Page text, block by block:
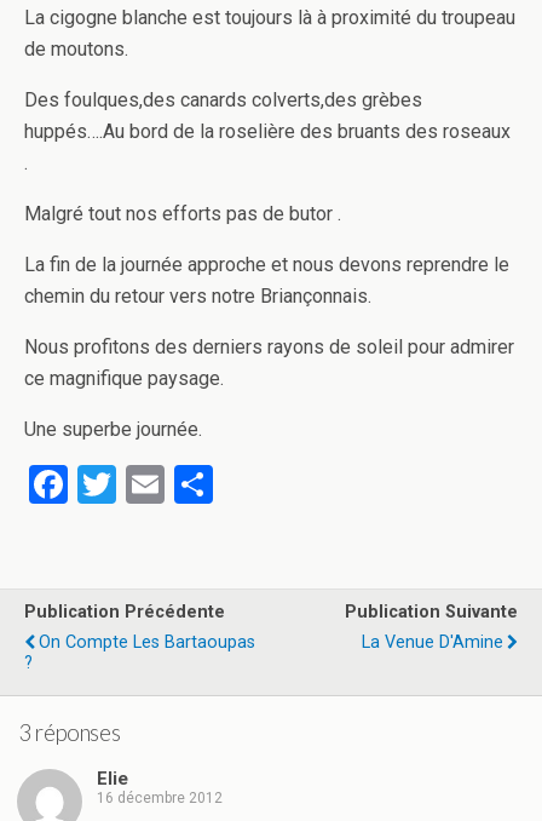
La cigogne blanche est toujours là à proximité du troupeau
de moutons.
Des foulques,des canards colverts,des grèbes
huppés….Au bord de la roselière des bruants des roseaux
.
Malgré tout nos efforts pas de butor .
La fin de la journée approche et nous devons reprendre le
chemin du retour vers notre Briançonnais.
Nous profitons des derniers rayons de soleil pour admirer
ce magnifique paysage.
Une superbe journée.
F
b
o
k
T
er
E
g
er
Publication Précédente
On Compte Les Bartaoupas
?
Publication Suivante
La Venue D'Amine
3 réponses
Elie
16 décembre 2012